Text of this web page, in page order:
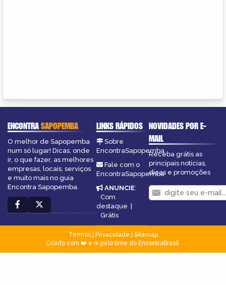
ENCONTRASAPOPEMBA
O melhor de Sapopemba
num só lugar! Dicas, onde
ir, o que fazer, as melhores
empresas, locais, serviços
e muito mais no guia
Encontra Sapopemba.
LINKS RÁPIDOS
Sobre
EncontraSapopemba
Fale com o
EncontraSapopemba
ANUNCIE:
Com
destaque
Grátis
NOVIDADES POR E-
MAIL
Receba grátis as
principais notícias,
dicas e promoções
Termos| Privacidade
Sitemap
Criado com ❤️ e ☕ pelo time do EncontraBrasil